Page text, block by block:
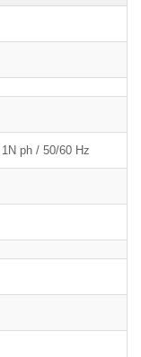
ph / 50/60 Hz